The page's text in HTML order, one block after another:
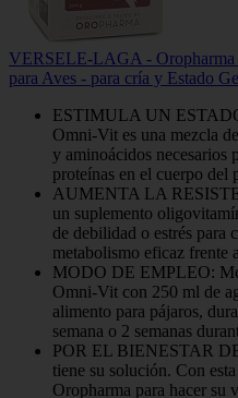
VERSELE-LAGA -
para Aves - para cría y Estado
ESTIMULA UN
Omni-Vit es una mezcla
y aminoácidos necesarios
proteínas en el cuerpo del
AUMENTA LA
un suplemento
de debilidad o estrés para
metabolismo eficaz frente
MODO DE EMPLEO:
Omni-Vit con 250 ml de
alimento para pájaros,
semana o 2 semanas
POR EL BIENESTAR
tiene su solución. Con
Oropharma para hacer su